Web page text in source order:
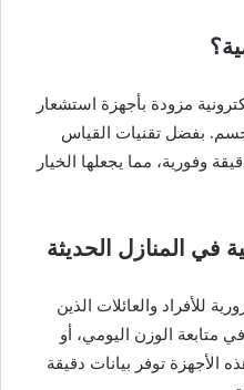
مزودة بأجهزة استشعار
بفضل تقنيات القياس
وفورية، مما يجعلها الخيار
في المنازل الحديثة
للأفراد والعائلات الذين
الوزن اليومي، أو
الأجهزة توفر بيانات دقيقة